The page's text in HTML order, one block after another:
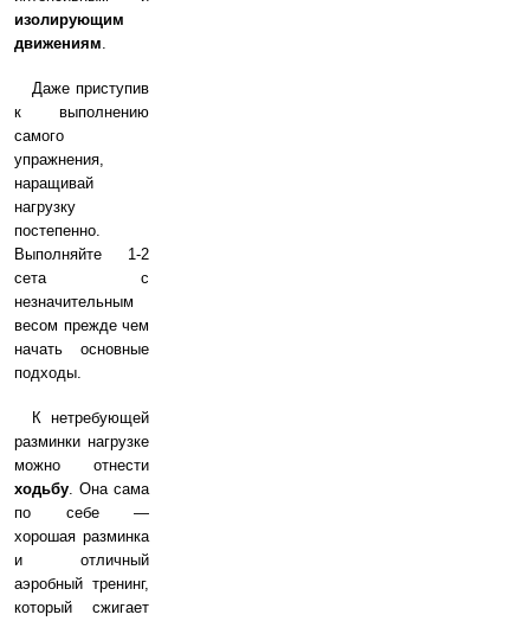
изолирующим
движениям.
Даже приступив
к выполнению
самого
упражнения,
наращивай
нагрузку
постепенно.
Выполняйте 1-2
сета с
незначительным
весом прежде чем
начать основные
подходы.
К нетребующей
разминки нагрузке
можно отнести
ходьбу. Она сама
по себе —
хорошая разминка
и отличный
аэробный тренинг,
который сжигает